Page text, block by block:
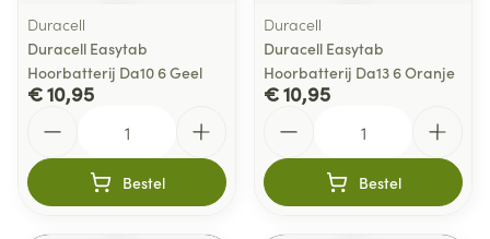
Duracell
Duracell Easytab
Hoorbatterij Da10 6 Geel
€ 10,95
Bestel
Duracell
Duracell Easytab
Hoorbatterij Da13 6 Oranje
€ 10,95
Bestel